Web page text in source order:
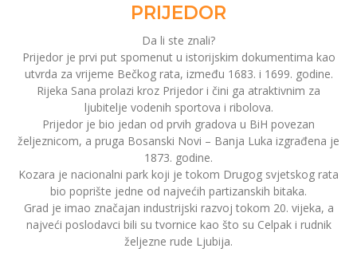
PRIJEDOR
Da li ste znali?
Prijedor je prvi put spomenut u istorijskim dokumentima kao
utvrda za vrijeme Bečkog rata, između 1683. i 1699. godine.
Rijeka Sana prolazi kroz Prijedor i čini ga atraktivnim za
ljubitelje vodenih sportova i ribolova.
Prijedor je bio jedan od prvih gradova u BiH povezan
željeznicom, a pruga Bosanski Novi – Banja Luka izgrađena je
1873. godine.
Kozara je nacionalni park koji je tokom Drugog svjetskog rata
bio poprište jedne od najvećih partizanskih bitaka.
Grad je imao značajan industrijski razvoj tokom 20. vijeka, a
najveći poslodavci bili su tvornice kao što su Celpak i rudnik
željezne rude Ljubija.